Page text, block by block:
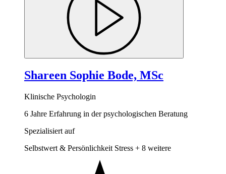
Shareen Sophie Bode, MSc
Klinische Psychologin
6 Jahre Erfahrung in der psychologischen Beratung
Spezialisiert auf
Selbstwert & Persönlichkeit Stress + 8 weitere